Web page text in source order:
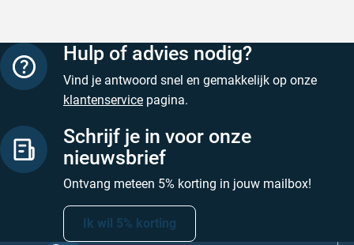
Hulp of advies nodig?
Vind je antwoord snel en gemakkelijk op onze
klantenservice pagina.
Schrijf je in voor onze
nieuwsbrief
Ontvang meteen 5% korting in jouw mailbox!
Ik wil 5% korting